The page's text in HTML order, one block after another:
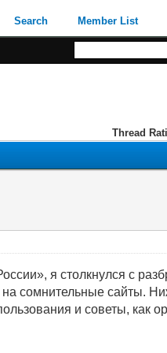
Search Member List
Thread
я столкнулся с
на сомнительные сайты.
и советы, как